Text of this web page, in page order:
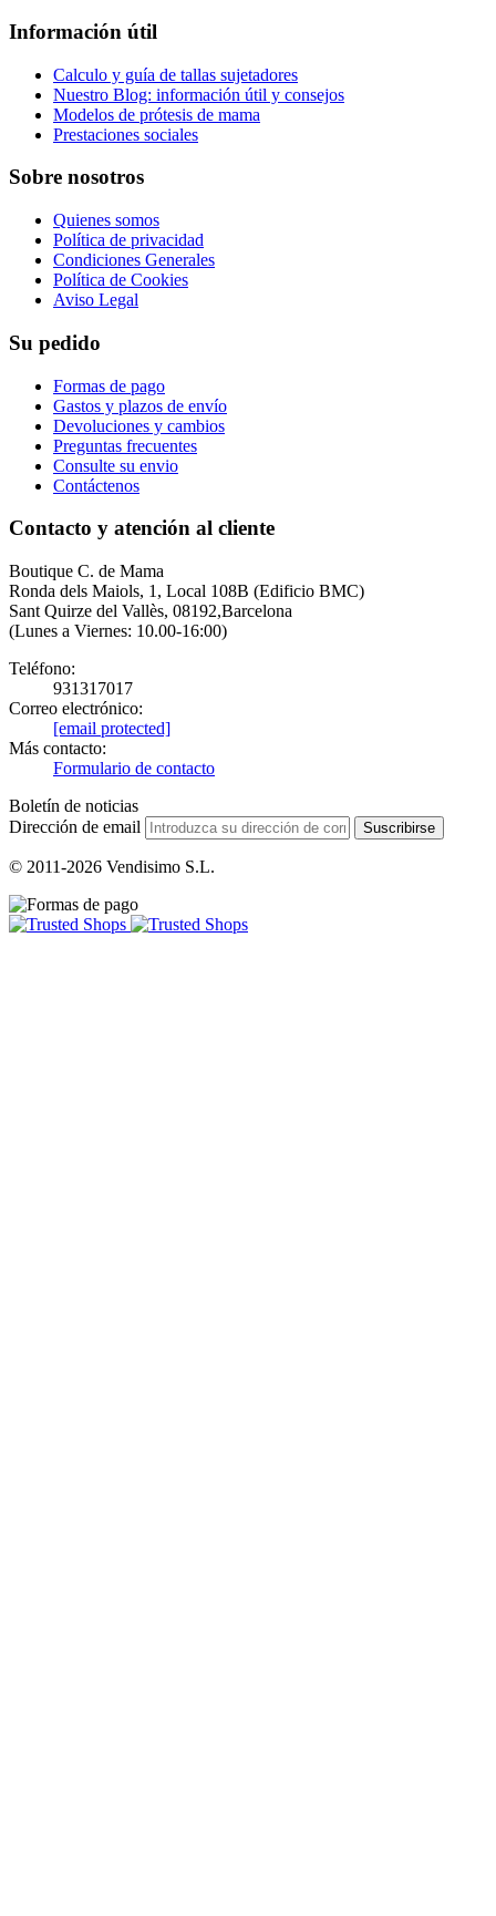
Información útil
Calculo y guía de tallas sujetadores
Nuestro Blog: información útil y consejos
Modelos de prótesis de mama
Prestaciones sociales
Sobre nosotros
Quienes somos
Política de privacidad
Condiciones Generales
Política de Cookies
Aviso Legal
Su pedido
Formas de pago
Gastos y plazos de envío
Devoluciones y cambios
Preguntas frecuentes
Consulte su envio
Contáctenos
Contacto y atención al cliente
Boutique C. de Mama
Ronda dels Maiols, 1, Local 108B (Edificio BMC)
Sant Quirze del Vallès, 08192,Barcelona
(Lunes a Viernes: 10.00-16:00)
Teléfono:
931317017
Correo electrónico:
[email protected]
Más contacto:
Formulario de contacto
Boletín de noticias
Dirección de email
Suscribirse
© 2011-2026 Vendisimo S.L.